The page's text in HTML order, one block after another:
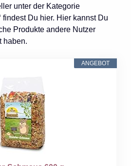
unter der Kategorie
findest Du hier. Hier kannst Du
Produkte andere Nutzer
haben.
ANGEBOT